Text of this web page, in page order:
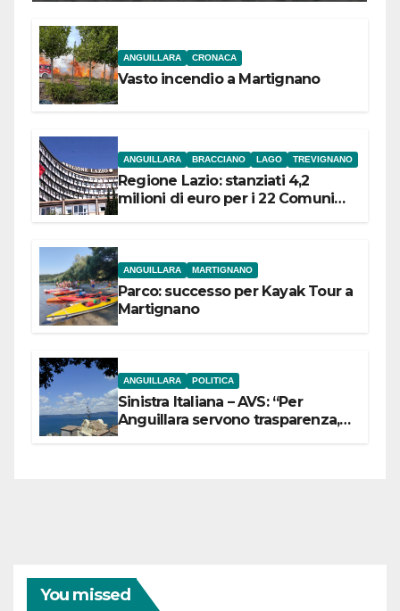
ANGUILLARA CRONACA
Vasto incendio a Martignano
ANGUILLARA BRACCIANO LAGO TREVIGNANO
Regione Lazio: stanziati 4,2
milioni di euro per i 22 Comuni
ANGUILLARA MARTIGNANO
Parco: successo per Kayak Tour a
Martignano
ANGUILLARA POLITICA
Sinistra Italiana – AVS: “Per
Anguillara servono trasparenza,
You missed